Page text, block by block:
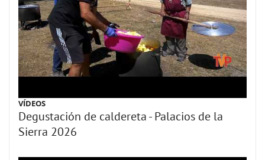
VÍDEOS
Degustación de caldereta - Palacios de la
Sierra 2026